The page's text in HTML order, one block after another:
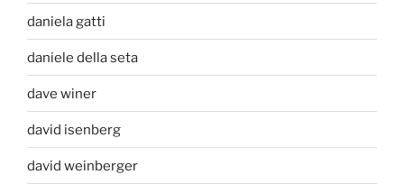
daniela gatti
daniele della seta
dave winer
david isenberg
david weinberger